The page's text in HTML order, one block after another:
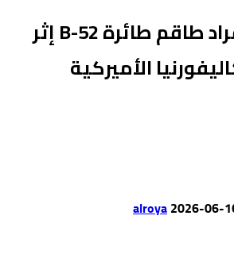
مقتل 8 من أفراد طاقم طائرة B-52 إثر
الأميركية
alroya2026-06-